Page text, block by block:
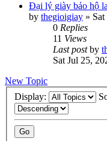
Đại lý giày bảo hộ
by thegioigiay »
0 Replies
11 Views
Last postby
Sat Jul 25,
New Topic
Display: